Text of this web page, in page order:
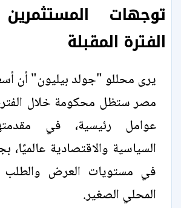
توجهات
الفترة المقبلة
يرى محللو "جولد بيليون" أن
مصر ستظل محكومة خلال الفترة
عوامل رئيسية، في
السياسية والاقتصادية عالميًا،
في مستويات العرض
المحلي الصغير.